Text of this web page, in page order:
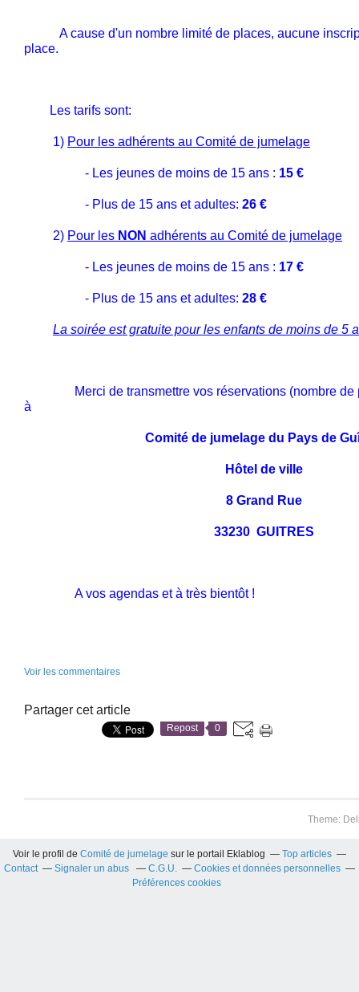
A cause d'un nombre limité de places, aucune
place.
Les tarifs sont:
1) Pour les adhérents au Comité de jumelage
- Les jeunes de moins de 15 ans : 15 €
- Plus de 15 ans et adultes: 26 €
2) Pour les NON adhérents au Comité de jumelage
- Les jeunes de moins de 15 ans : 17 €
- Plus de 15 ans et adultes: 28 €
La soirée est gratuite pour les enfants de moins de 5
Merci de transmettre vos réservations (nombre de
à
Comité de jumelage du Pays de
Hôtel de ville
8 Grand Rue
33230 GUITRES
A vos agendas et à très bientôt !
Voir les commentaires
Partager cet article
Repost 0
Theme:
Voir le profil de Comité de jumelage sur le portail Eklablog
Top articles
Contact
Signaler un abus C.G.U.
Cookies et données personnelles
Préférences cookies